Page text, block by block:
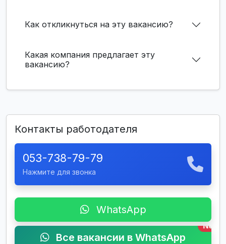
Как откликнуться на эту вакансию?
Какая компания предлагает эту
вакансию?
Контакты работодателя
053-738-79-79
Нажмите для звонка
WhatsApp
Все вакансии в WhatsApp
New